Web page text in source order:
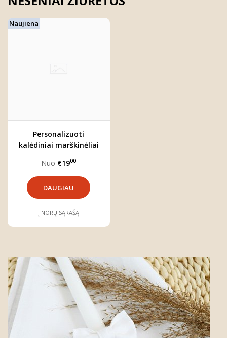
Naujiena
Personalizuoti
kalėdiniai marškinėliai
Nuo €1900
DAUGIAU
Į NORŲ SĄRAŠĄ